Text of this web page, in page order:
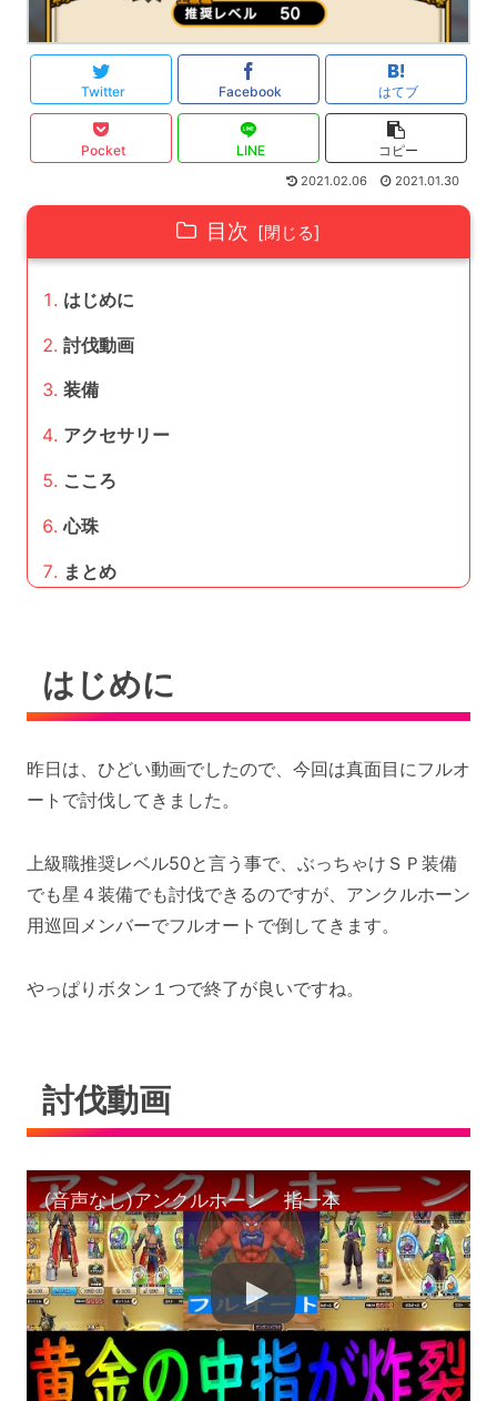
Twitter Facebook はてブ
Pocket LINE コピー
2021.02.06 2021.01.30
目次
はじめに
討伐動画
装備
アクセサリー
こころ
心珠
まとめ
はじめに
昨日は、ひどい動画でしたので、今回は真面目にフルオ
ートで討伐してきました。
上級職推奨レベル50と言う事で、ぶっちゃけＳＰ装備
でも星４装備でも討伐できるのですが、アンクルホーン
用巡回メンバーでフルオートで倒してきます。
やっぱりボタン１つで終了が良いですね。
討伐動画
(音声なし)アンクルホーン 指一本